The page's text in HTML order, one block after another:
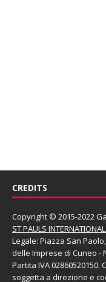
CREDITS
Copyright © 2015-2022
ST PAULS
Legale: Piazza San
delle Imprese di Cuneo -
Partita IVA 02860520150.
soggetta a direzione e